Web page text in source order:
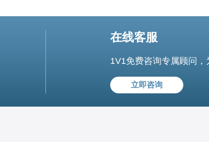
在线客服
1V1免费咨询专属顾问
立即咨询